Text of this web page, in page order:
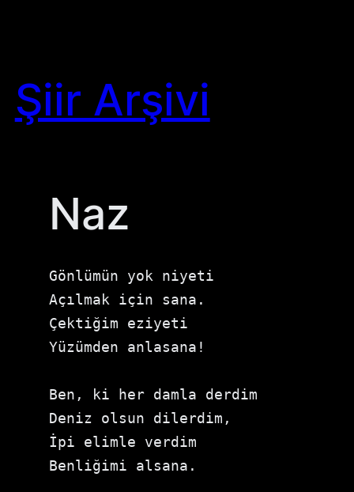
Şiir Arşivi
Naz
Gönlümün yok niyeti
Açılmak için sana.
Çektiğim eziyeti
Yüzümden anlasana!
Ben, ki her damla derdim
Deniz olsun dilerdim,
İpi elimle verdim
Benliğimi alsana.